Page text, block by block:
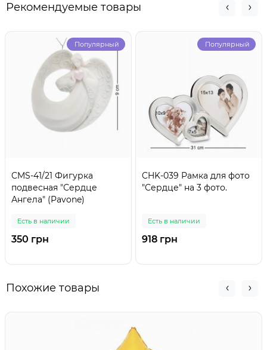
Рекомендуемые товары
Популярный
CMS-41/21 Фигурка
подвесная "Сердце
Ангела" (Pavone)
Есть в наличии
350 грн
Популярный
CHK-039 Рамка для фото
"Сердце" на 3 фото.
Есть в наличии
918 грн
Похожие товары